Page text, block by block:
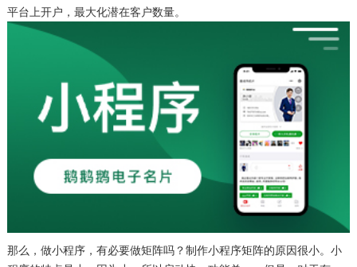
平台上开户，最大化潜在客户数量。
那么，做小程序，有必要做矩阵吗？制作小程序矩阵的原因很小。小